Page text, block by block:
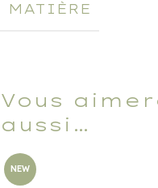
MATIÈRE
Vous
aussi…
NEW